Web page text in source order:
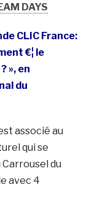
DAYS
CLIC France:
€¦ le
», en
du
associé au
qui se
du
avec 4